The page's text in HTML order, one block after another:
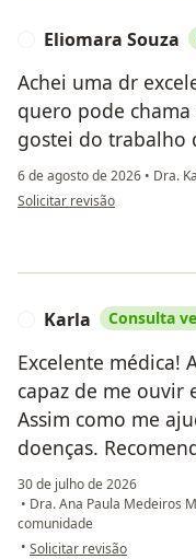
Eliomara Souza
Achei uma dr
quero pode
gostei do trabalho
6 de agosto de 2026 • Dra.
na opinião do utilizador
Solicitar revisão
Karla Consulta
Excelente médica!
capaz de me ouvir
Assim como me
doenças.
30 de julho de 2026
• Dra. Ana Paula Medeiros
comunidade
• na opinião do utilizador Karla
Solicitar revisão